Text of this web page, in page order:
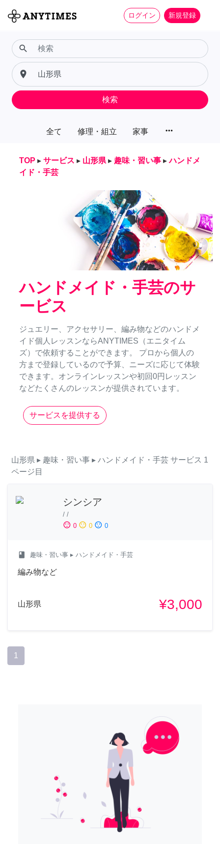
ログイン 新規登録
全て 修理・組立 家事 more_horiz
search
place
検索
TOP ▸ サービス ▸ 山形県 ▸ 趣味・習い事 ▸ ハンドメ
イド・手芸
ハンドメイド・手芸のサ
ービス
ジュエリー、アクセサリー、編み物などのハンドメ
イド個人レッスンならANYTIMES（エニタイム
ズ）で依頼することができます。 プロから個人の
方まで登録しているので予算、ニーズに応じて体験
できます。オンラインレッスンや初回0円レッスン
などたくさんのレッスンが提供されています。
サービスを提供する
山形県 ▸ 趣味・習い事 ▸ ハンドメイド・手芸 サービス 1
ページ目
シンシア
/ /
sentiment_satisfied 0 sentiment_neutral 0 sentiment_dissatisfied 0
class 趣味・習い事 ▸ ハンドメイド・手芸
編み物など
山形県 ¥3,000
1